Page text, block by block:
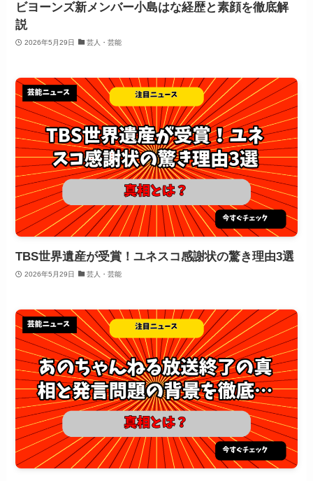
ビヨーンズ新メンバー小島はな経歴と素顔を徹底解
説
2026年5月29日 芸人・芸能
TBS世界遺産が受賞！ユネスコ感謝状の驚き理由3選
2026年5月29日 芸人・芸能